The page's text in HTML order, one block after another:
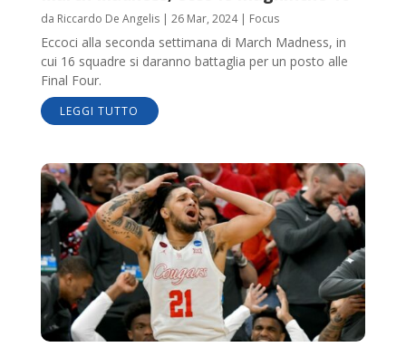
da Riccardo De Angelis| 26 Mar, 2024| Focus
Eccoci alla seconda settimana di March Madness, in
cui 16 squadre si daranno battaglia per un posto alle
Final Four.
LEGGI TUTTO